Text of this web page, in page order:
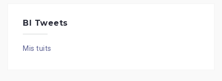
BI Tweets
Mis tuits